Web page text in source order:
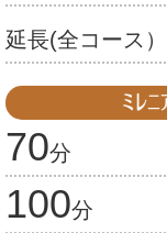
延長(全コース）
70分
100分